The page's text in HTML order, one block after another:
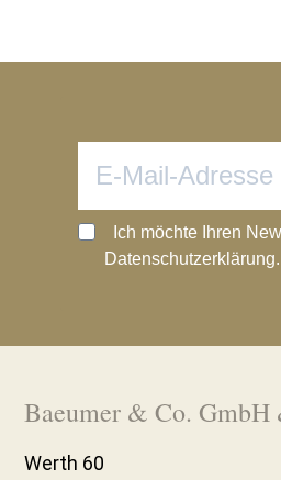
Ich möchte Ihren
Datenschutzerklärung.
Baeumer & Co. GmbH
Werth 60